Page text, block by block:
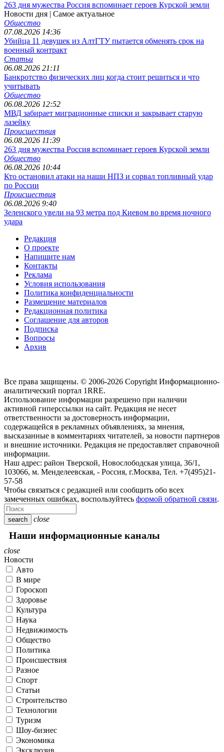
263 дня мужества Россия вспоминает героев Курской земли
Новости дня | Самое актуальное
Общество
07.08.2026 14:36
Убийца 11 девушек из АлтГТУ пытается обменять срок на
военный контракт
Статьи
06.08.2026 21:11
Банкротство физических лиц когда стоит решиться и что
учитывать
Общество
06.08.2026 12:52
МВД забирает миграционные списки и закрывает старую
лазейку
Происшествия
06.08.2026 11:39
263 дня мужества Россия вспоминает героев Курской земли
Общество
06.08.2026 10:44
Кто остановил атаки на наши НПЗ и сорвал топливный удар
по России
Происшествия
06.08.2026 9:40
Зеленского увели на 93 метра под Киевом во время ночного
удара
Редакция
О проекте
Напишите нам
Контакты
Реклама
Условия использования
Политика конфиденциальности
Размещение материалов
Редакционная политика
Соглашение для авторов
Подписка
Вопросы
Архив
Все права защищены. © 2006-2026 CopyrightИнформационно-
аналитический портал 1RRE.
Использование информации разрешено при наличии
активной гиперссылки на сайт. Редакция не несет
ответственности за достоверность информации,
содержащейся в рекламных объявлениях, за мнения,
высказанные в комментариях читателей, за новости партнеров
и внешние источники. Редакция не предоставляет справочной
информации.
Наш адрес: район Тверской, Новослободская улица, 36/1,
103066, м. Менделеевская, - Россия, г.Москва, Тел. +7(495)21-
57-58
Чтобы связаться с редакцией или сообщить обо всех
замеченных ошибках, воспользуйтесь формой обратной связи.
search close
Наши информационные каналы
close
Новости
Авто
В мире
Гороскоп
Здоровье
Культура
Наука
Недвижимость
Общество
Политика
Происшествия
Разное
Спорт
Статьи
Строительство
Технологии
Туризм
Шоу-бизнес
Экономика